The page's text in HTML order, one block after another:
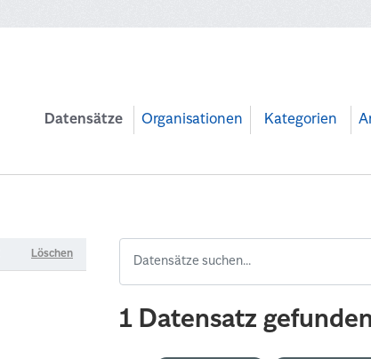
Datensätze Organisationen Kategorien
Löschen
1 Datensatz